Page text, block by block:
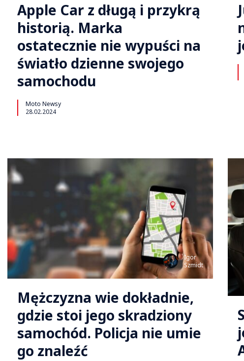
Apple Car z długą i przykrą
historią. Marka
ostatecznie nie wypuści na
światło dzienne swojego
samochodu
Moto Newsy
28.02.2024
Igor
Szmidt
Mężczyzna wie dokładnie,
gdzie stoi jego skradziony
samochód. Policja nie umie
go znaleźć